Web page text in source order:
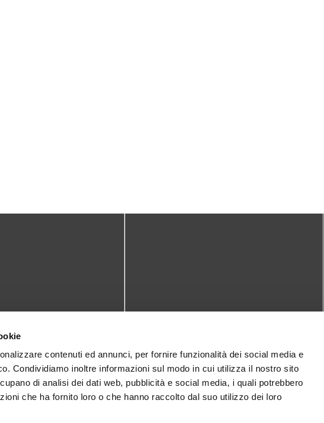
contenuti ed annunci, per fornire funzionalità dei social media e
Condividiamo inoltre informazioni sul modo in cui utilizza il nostro sito
di analisi dei dati web, pubblicità e social media, i quali potrebbero
che ha fornito loro o che hanno raccolto dal suo utilizzo dei loro
Via San Biagio,10
35043 Monselice (PD)